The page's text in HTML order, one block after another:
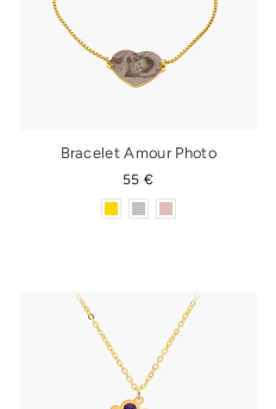
Bracelet Amour Photo
55 €